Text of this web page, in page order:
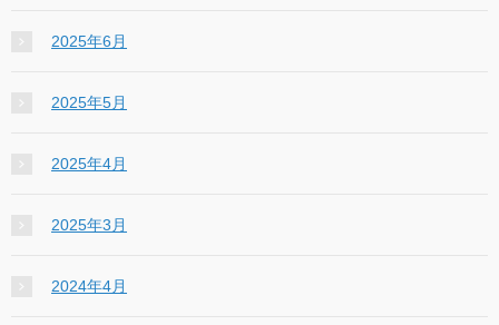
2025年6月
2025年5月
2025年4月
2025年3月
2024年4月